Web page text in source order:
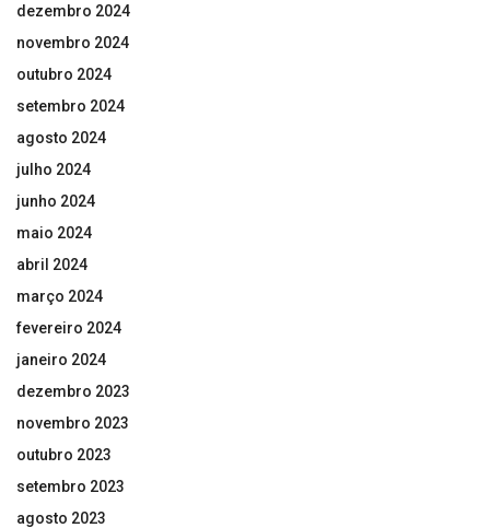
dezembro 2024
novembro 2024
outubro 2024
setembro 2024
agosto 2024
julho 2024
junho 2024
maio 2024
abril 2024
março 2024
fevereiro 2024
janeiro 2024
dezembro 2023
novembro 2023
outubro 2023
setembro 2023
agosto 2023